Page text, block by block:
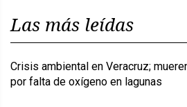
Las más leídas
Crisis ambiental en Veracruz;
por falta de oxígeno en lagunas